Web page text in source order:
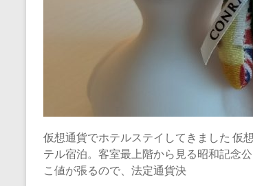
仮想通貨でホテルステイしてきました 仮
テル宿泊。客室最上階から見る昭和記念
こ値が張るので、法定通貨決